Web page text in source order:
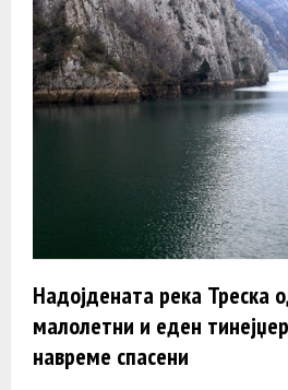
Надојдената река Треска
малолетни и еден
навреме спасени